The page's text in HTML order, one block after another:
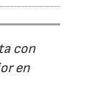
con
en